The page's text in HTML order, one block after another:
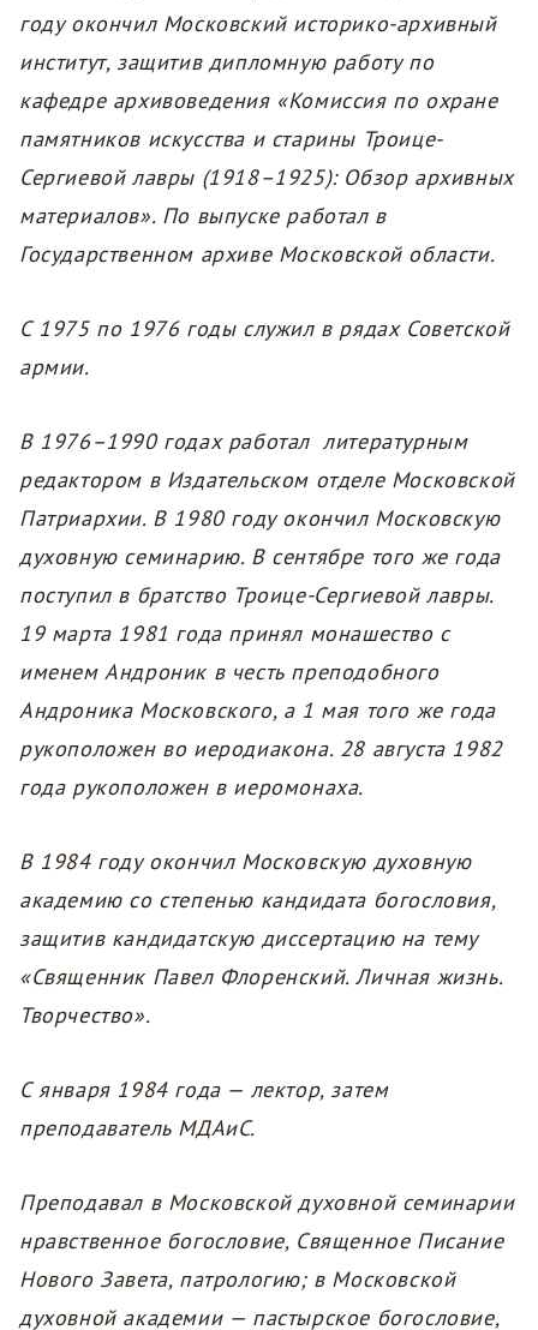
году окончил Московский историко-архивный
институт, защитив дипломную работу по
кафедре архивоведения «Комиссия по охране
памятников искусства и старины Троице-
Сергиевой лавры (1918–1925): Обзор архивных
материалов». По выпуске работал в
Государственном архиве Московской области.
С 1975 по 1976 годы служил в рядах Советской
армии.
В 1976–1990 годах работал литературным
редактором в Издательском отделе Московской
Патриархии. В 1980 году окончил Московскую
духовную семинарию. В сентябре того же года
поступил в братство Троице-Сергиевой лавры.
19 марта 1981 года принял монашество с
именем Андроник в честь преподобного
Андроника Московского, а 1 мая того же года
рукоположен во иеродиакона. 28 августа 1982
года рукоположен в иеромонаха.
В 1984 году окончил Московскую духовную
академию со степенью кандидата богословия,
защитив кандидатскую диссертацию на тему
«Священник Павел Флоренский. Личная жизнь.
Творчество».
С января 1984 года — лектор, затем
преподаватель МДАиС.
Преподавал в Московской духовной семинарии
нравственное богословие, Священное Писание
Нового Завета, патрологию; в Московской
духовной академии — пастырское богословие,